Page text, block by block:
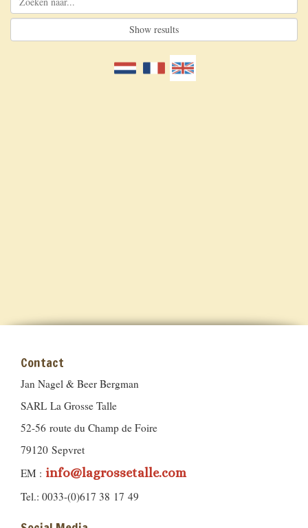
Contact
Jan Nagel & Beer Bergman
SARL La Grosse Talle
52-56 route du Champ de Foire
79120 Sepvret
EM : info@lagrossetalle.com
Tel.: 0033-(0)617 38 17 49